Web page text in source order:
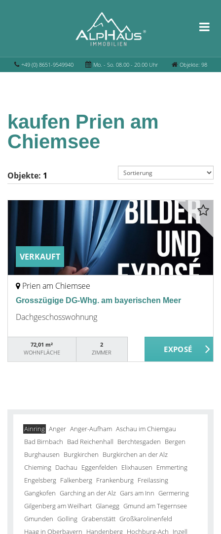
+49 (0) 8651-9549940 Mo. - So. 08.00 - 20.00 Uhr Objekte: 98
kaufen Prien am
Chiemsee
Objekte: 1
VERKAUFT
Prien am Chiemsee
Grosszügige DG-Whg. am bayerischen Meer
Dachgeschosswohnung
72,01 m²
WOHNFLÄCHE
2
ZIMMER
Ainring Anger Anger-Aufham Aschau im Chiemgau
Bad Birnbach Bad Reichenhall Berchtesgaden Bergen
Burghausen Burgkirchen Burgkirchen an der Alz
Chieming Dachau Eggenfelden Elixhausen Emmerting
Engelsberg Falkenberg Frankenburg Freilassing
Gangkofen Garching an der Alz Gars am Inn Germering
Gilgenberg am Weilhart Glanegg Gmund am Tegernsee
Gmunden Golling Grabenstätt Großkarolinenfeld
Haag in Oberbayern Handenberg Hochburg-Ach Inzell